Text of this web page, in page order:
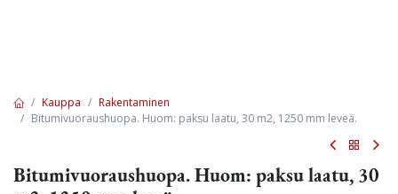
Kauppa
Rakentaminen
Bitumivuoraushuopa. Huom: paksu laatu, 30 m2, 1250 mm leveä.
Bitumivuoraushuopa. Huom: paksu laatu, 30